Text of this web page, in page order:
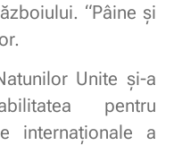
“Pâine şi
Unite şi-a
pentru
internaţionale a